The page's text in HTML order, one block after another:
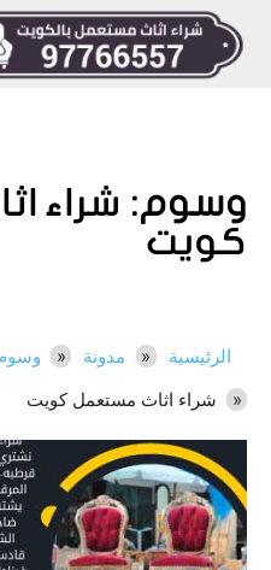
وسوم: شراء
كويت
الرئيسية مدونة
شراء اثاث مستعمل كويت